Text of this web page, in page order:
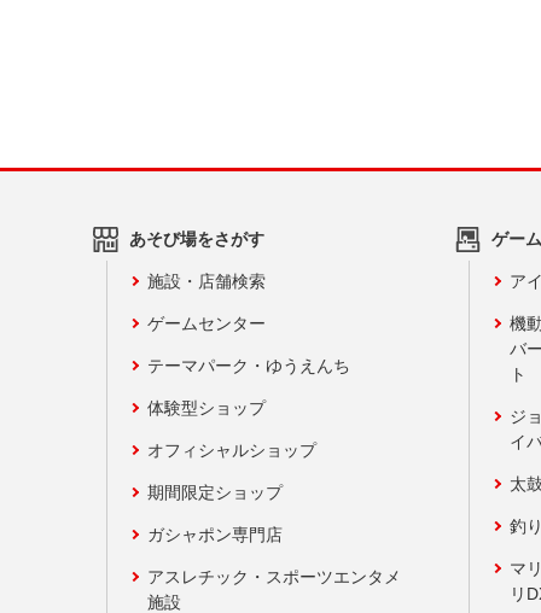
あそび場をさがす
施設・店舗検索
ゲームセンター
テーマパーク・ゆうえんち
体験型ショップ
オフィシャルショップ
期間限定ショップ
ガシャポン専門店
アスレチック・スポーツエンタメ
施設
ゲー
ア
機
バ
ト
ジ
イ
太
釣
マ
リ